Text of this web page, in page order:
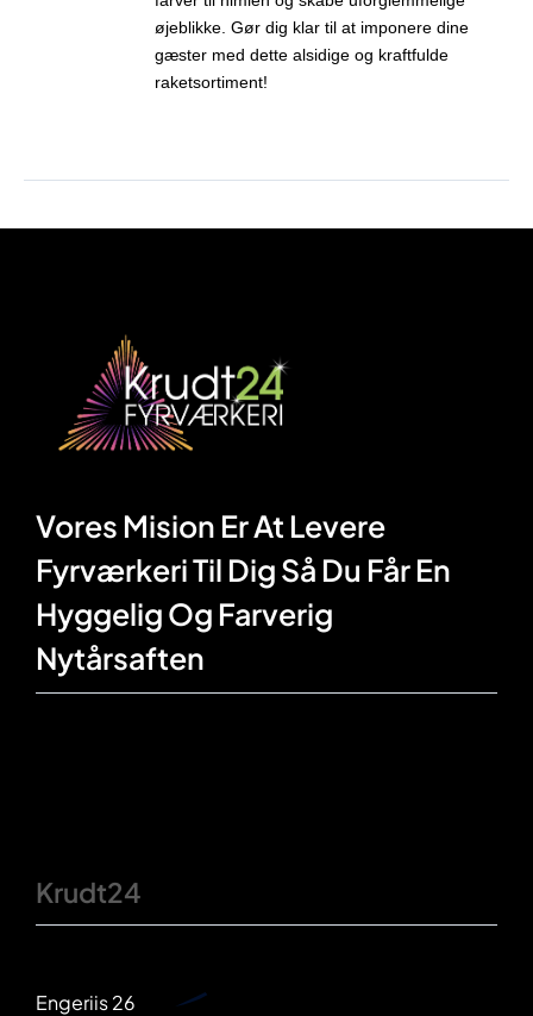
øjeblikke. Gør dig klar til at imponere dine
gæster med dette alsidige og kraftfulde
raketsortiment!
Vores Mision Er At Levere
Fyrværkeri Til Dig Så Du Får En
Hyggelig Og Farverig
Nytårsaften
Krudt24
Engeriis 26